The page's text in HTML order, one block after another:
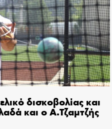
δισκοβολίας και
και ο Α.Τζαμτζής